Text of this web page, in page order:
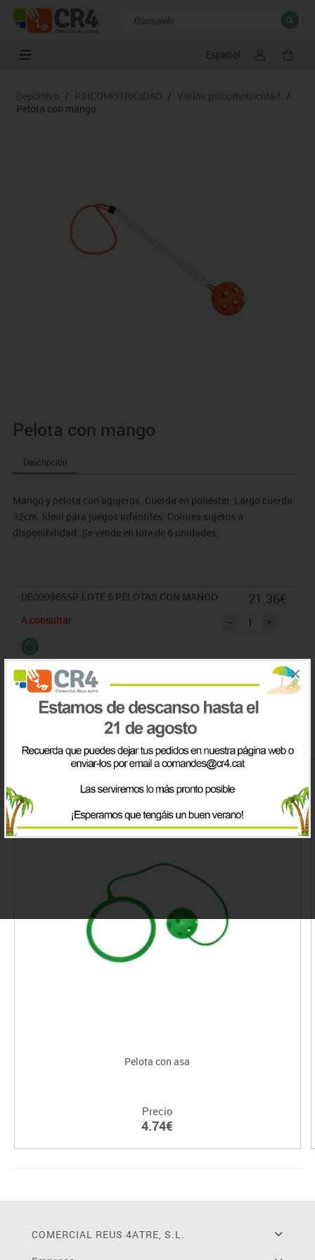
×
Español
Resultados de la búsqueda CERRAR
Deportivo / PSICOMOTRICIDAD / Varios psicomotricidad /
Pelota con mango
Pelota con mango
Descripción
Mango y pelota con agujeros. Cuerda en poliéster. Largo cuerda:
32cm. Ideal para juegos infantiles. Colores sujetos a
disponibilidad. Se vende en lote de 6 unidades.
DE0009655P LOTE 6 PELOTAS CON MANGO
A consultar
21.36€
IVA incluido
Productos de la misma categoría
Pelota con asa
Precio
4.74€
COMERCIAL REUS 4ATRE, S.L.